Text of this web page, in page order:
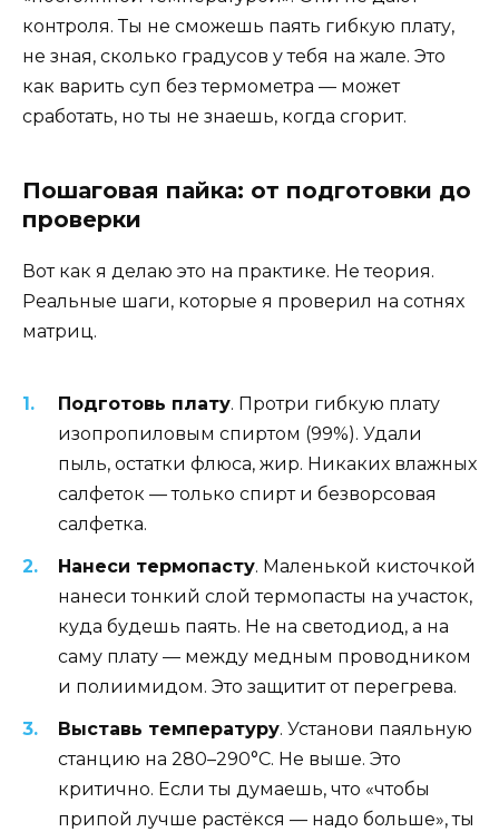
контроля. Ты не сможешь паять гибкую плату,
не зная, сколько градусов у тебя на жале. Это
как варить суп без термометра — может
сработать, но ты не знаешь, когда сгорит.
Пошаговая пайка: от подготовки до
проверки
Вот как я делаю это на практике. Не теория.
Реальные шаги, которые я проверил на сотнях
матриц.
Подготовь плату. Протри гибкую плату
изопропиловым спиртом (99%). Удали
пыль, остатки флюса, жир. Никаких влажных
салфеток — только спирт и безворсовая
салфетка.
Нанеси термопасту. Маленькой кисточкой
нанеси тонкий слой термопасты на участок,
куда будешь паять. Не на светодиод, а на
саму плату — между медным проводником
и полиимидом. Это защитит от перегрева.
Выставь температуру. Установи паяльную
станцию на 280–290°C. Не выше. Это
критично. Если ты думаешь, что «чтобы
припой лучше растёкся — надо больше», ты